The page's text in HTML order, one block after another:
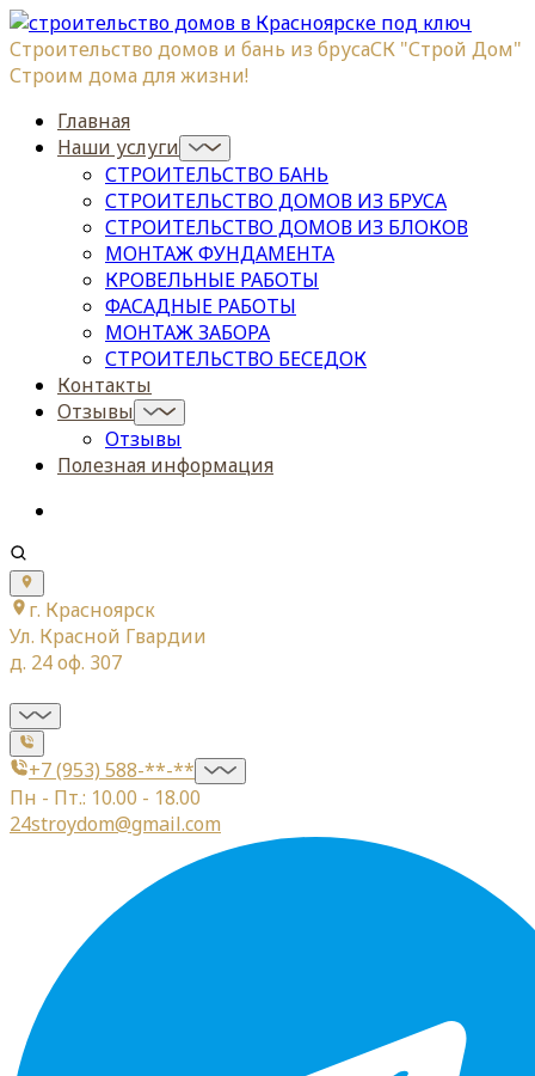
Строительство домов и бань из брусаСК "Строй Дом"
Строим дома для жизни!
Главная
Наши услуги
СТРОИТЕЛЬСТВО БАНЬ
СТРОИТЕЛЬСТВО ДОМОВ ИЗ БРУСА
СТРОИТЕЛЬСТВО ДОМОВ ИЗ БЛОКОВ
МОНТАЖ ФУНДАМЕНТА
КРОВЕЛЬНЫЕ РАБОТЫ
ФАСАДНЫЕ РАБОТЫ
МОНТАЖ ЗАБОРА
СТРОИТЕЛЬСТВО БЕСЕДОК
Контакты
Отзывы
Отзывы
Полезная информация
г. Красноярск
Ул. Красной Гвардии
д. 24 оф. 307
+7 (953) 588-**-**
Пн - Пт.: 10.00 - 18.00
24stroydom@gmail.com